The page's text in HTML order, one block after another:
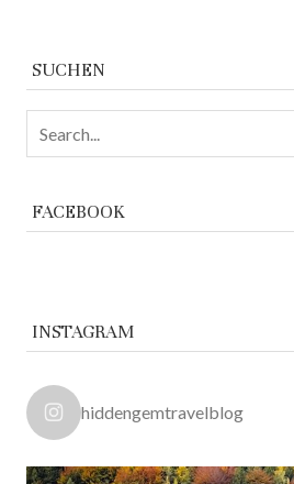
SUCHEN
FACEBOOK
INSTAGRAM
hiddengemtravelblog